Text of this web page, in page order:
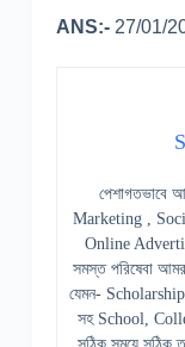
ANS:-27/01/
Marketing ,
Online
সমস্ত পরিষেবা
যেমন-
সহ School,